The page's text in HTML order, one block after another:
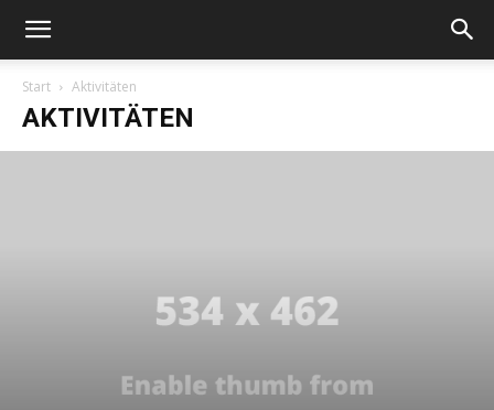
Start Aktivitäten
AKTIVITÄTEN